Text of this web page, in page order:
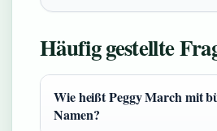
Häufig gestellte
Wie heißt Peggy March mit
Namen?